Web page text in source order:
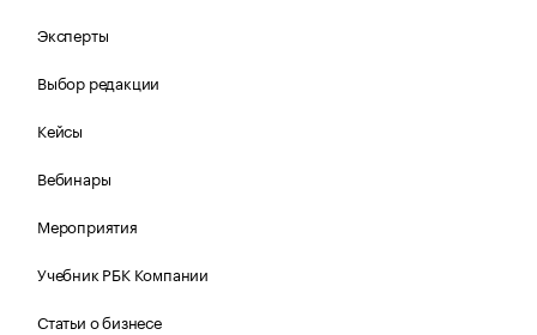
Эксперты
Выбор редакции
Кейсы
Вебинары
Мероприятия
Учебник РБК Компании
Статьи о бизнесе